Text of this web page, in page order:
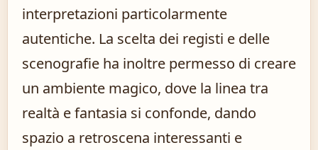
interpretazioni particolarmente
autentiche. La scelta dei registi e delle
scenografie ha inoltre permesso di creare
un ambiente magico, dove la linea tra
realtà e fantasia si confonde, dando
spazio a retroscena interessanti e